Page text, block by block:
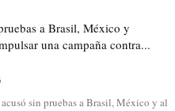
a Brasil, México y
una campaña contra...
sin pruebas a Brasil, México y al